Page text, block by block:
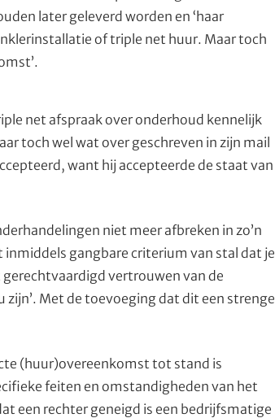
later geleverd worden en ‘haar
of triple net huur. Maar toch
net afspraak over onderhoud kennelijk
toch wel wat over geschreven in zijn mail
want hij accepteerde de staat van
niet meer afbreken in zo’n
gangbare criterium van stal dat je
vertrouwen van de
Met de toevoeging dat dit een strenge
(huur)overeenkomst tot stand is
feiten en omstandigheden van het
een rechter geneigd is een bedrijfsmatige